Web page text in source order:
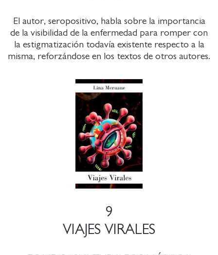
El autor, seropositivo, habla sobre la importancia
de la visibilidad de la enfermedad para romper con
la estigmatización todavía existente respecto a la
misma, reforzándose en los textos de otros autores.
9
VIAJES VIRALES